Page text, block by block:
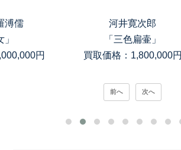
溥儒
円
河井寛次郎
「三色扁壷」
買取価格：1,800,000円
前へ 次へ